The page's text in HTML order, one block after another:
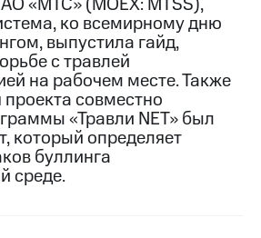
ко всемирному дню
выпустила гайд,
с травлей
на рабочем месте. Также
совместно
«Травли NET» был
который определяет
буллинга
среде.